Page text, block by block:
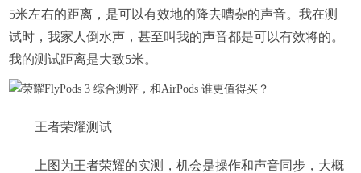
5米左右的距离，是可以有效地的降去嘈杂的声音。我在测
试时，我家人倒水声，甚至叫我的声音都是可以有效将的。
我的测试距离是大致5米。
王者荣耀测试
上图为王者荣耀的实测，机会是操作和声音同步，大概